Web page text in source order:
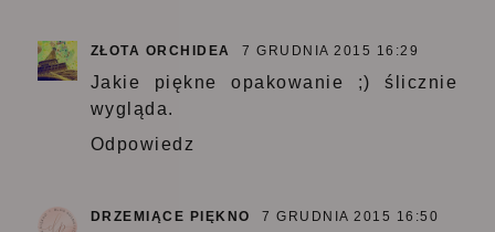
ZŁOTA ORCHIDEA 7 GRUDNIA 2015 16:29
Jakie piękne opakowanie ;) ślicznie
wygląda.
Odpowiedz
DRZEMIĄCE PIĘKNO 7 GRUDNIA 2015 16:50